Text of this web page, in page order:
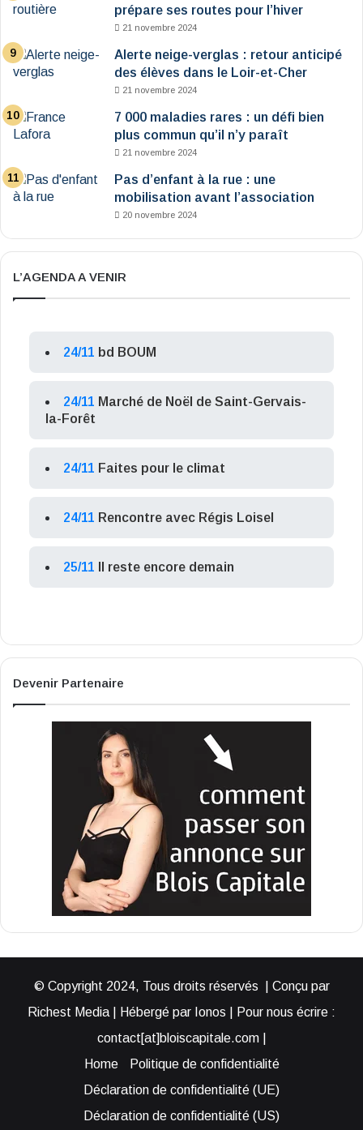
prépare ses routes pour l’hiver
21 novembre 2024
Alerte neige-verglas : retour anticipé
des élèves dans le Loir-et-Cher
21 novembre 2024
7 000 maladies rares : un défi bien
plus commun qu’il n’y paraît
21 novembre 2024
Pas d’enfant à la rue : une
mobilisation avant l’association
20 novembre 2024
L’AGENDA A VENIR
24/11 bd BOUM
24/11 Marché de Noël de Saint-Gervais-
la-Forêt
24/11 Faites pour le climat
24/11 Rencontre avec Régis Loisel
25/11 Il reste encore demain
Devenir Partenaire
© Copyright 2024, Tous droits réservés | Conçu par
Richest Media | Hébergé par Ionos | Pour nous écrire :
contact[at]bloiscapitale.com |
Home
Politique de confidentialité
Déclaration de confidentialité (UE)
Déclaration de confidentialité (US)